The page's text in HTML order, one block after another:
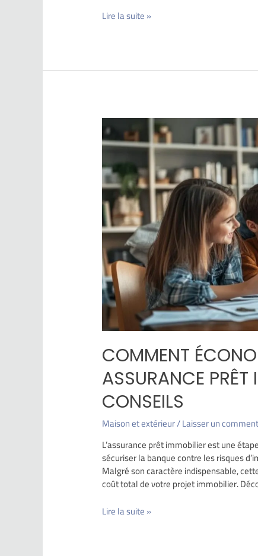
Lire la suite »
COMMENT
ASSURANCE PRÊT
CONSEILS
Maison et extérieur/Laisser un
L’assurance prêt immobilier est une
sécuriser la banque contre les risques
Malgré son caractère indispensable,
coût total de votre projet immobilier.
Lire la suite »